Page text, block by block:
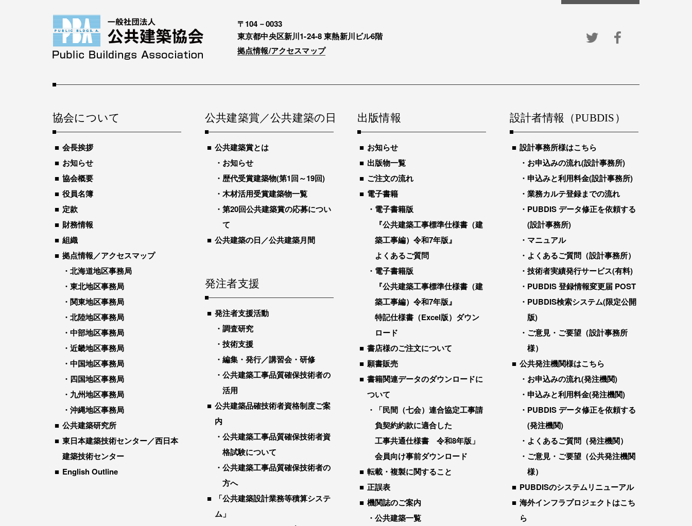
〒104－0033
東京都中央区新川1-24-8 東熱新川ビル6階
拠点情報/アクセスマップ
協会について
会長挨拶
お知らせ
協会概要
役員名簿
定款
財務情報
組織
拠点情報／アクセスマップ
北海道地区事務局
東北地区事務局
関東地区事務局
北陸地区事務局
中部地区事務局
近畿地区事務局
中国地区事務局
四国地区事務局
九州地区事務局
沖縄地区事務局
公共建築研究所
東日本建築技術センター／西日本
建築技術センター
English Outline
公共建築賞／公共建築の日
公共建築賞とは
お知らせ
歴代受賞建築物(第1回～19回)
木材活用受賞建築物一覧
第20回公共建築賞の応募につい
て
公共建築の日／公共建築月間
発注者支援
発注者支援活動
調査研究
技術支援
編集・発行／講習会・研修
公共建築工事品質確保技術者の
活用
公共建築品確技術者資格制度ご案
内
公共建築工事品質確保技術者資
格試験について
公共建築工事品質確保技術者の
方へ
「公共建築設計業務等積算システ
ム」
出版情報
お知らせ
出版物一覧
ご注文の流れ
電子書籍
電子書籍版
『公共建築工事標準仕様書（建
築工事編）令和7年版』
よくあるご質問
電子書籍版
『公共建築工事標準仕様書（建
築工事編）令和7年版』
特記仕様書（Excel版）ダウン
ロード
書店様のご注文について
願書販売
書籍関連データのダウンロードに
ついて
「民間（七会）連合協定工事請
負契約約款に適合した
工事共通仕様書 令和8年版」
会員向け事前ダウンロード
転載・複製に関すること
正誤表
機関誌のご案内
公共建築一覧
設計者情報（PUBDIS）
設計事務所様はこちら
お申込みの流れ(設計事務所)
申込みと利用料金(設計事務所)
業務カルテ登録までの流れ
PUBDIS データ修正を依頼する
(設計事務所)
マニュアル
よくあるご質問（設計事務所）
技術者実績発行サービス(有料)
PUBDIS 登録情報変更届 POST
PUBDIS検索システム(限定公開
版)
ご意見・ご要望（設計事務所
様）
公共発注機関様はこちら
お申込みの流れ(発注機関)
申込みと利用料金(発注機関)
PUBDIS データ修正を依頼する
(発注機関)
よくあるご質問（発注機関）
ご意見・ご要望（公共発注機関
様）
PUBDISのシステムリニューアル
海外インフラプロジェクトはこち
ら